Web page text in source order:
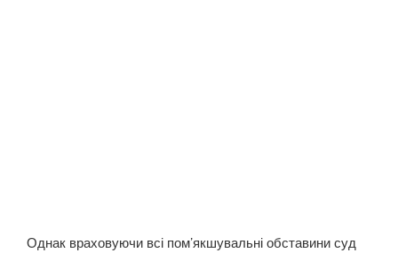
Однак враховуючи всі пом’якшувальні обставини суд